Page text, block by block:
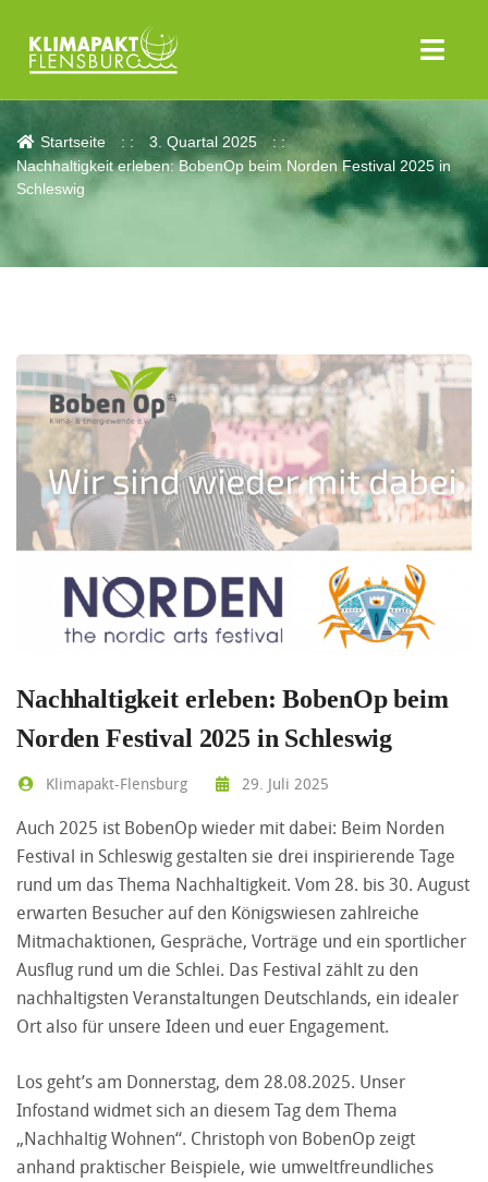
Aktuelles
Startseite
3. Quartal 2025
Nachhaltigkeit erleben: BobenOp beim Norden Festival 2025 in
Schleswig
Nachhaltigkeit erleben: BobenOp beim
Norden Festival 2025 in Schleswig
Klimapakt-Flensburg 29. Juli 2025
Auch 2025 ist BobenOp wieder mit dabei: Beim Norden
Festival in Schleswig gestalten sie drei inspirierende Tage
rund um das Thema Nachhaltigkeit. Vom 28. bis 30. August
erwarten Besucher auf den Königswiesen zahlreiche
Mitmachaktionen, Gespräche, Vorträge und ein sportlicher
Ausflug rund um die Schlei. Das Festival zählt zu den
nachhaltigsten Veranstaltungen Deutschlands, ein idealer
Ort also für unsere Ideen und euer Engagement.
Los geht’s am Donnerstag, dem 28.08.2025. Unser
Infostand widmet sich an diesem Tag dem Thema
„Nachhaltig Wohnen“. Christoph von BobenOp zeigt
anhand praktischer Beispiele, wie umweltfreundliches